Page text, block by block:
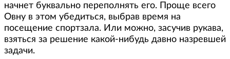
начнет буквально переполнять его. Проще всего
Овну в этом убедиться, выбрав время на
посещение спортзала. Или можно, засучив рукава,
взяться за решение какой-нибудь давно назревшей
задачи.